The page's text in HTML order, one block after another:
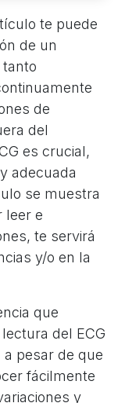
te puede
de un
de
del
es crucial,
adecuada
se muestra
leer e
te servirá
y/o en la
que
del ECG
pesar de que
fácilmente
y